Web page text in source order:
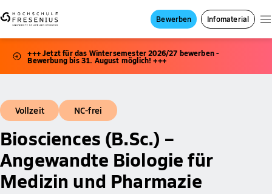
Bewerben Infomaterial
+++ Jetzt für das Wintersemester 2026/27 bewerben -
Bewerbung bis 31. August möglich! +++
Vollzeit NC-frei
Biosciences (B.Sc.) –
Angewandte Biologie für
Medizin und Pharmazie